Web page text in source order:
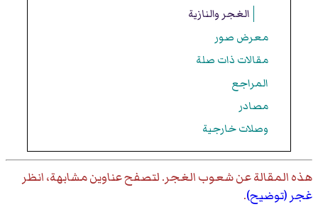
الغجر والنازية
معرض صور
مقالات ذات صلة
المراجع
مصادر
وصلات خارجية
هذه المقالة عنشعوب الغجر. لتصفح عناوين مشابهة، انظر
غجر (توضيح).